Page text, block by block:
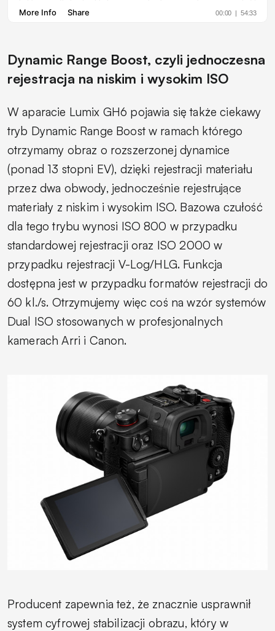
Dynamic Range Boost, czyli jednoczesna
rejestracja na niskim i wysokim ISO
W aparacie Lumix GH6 pojawia się także ciekawy
tryb Dynamic Range Boost w ramach którego
otrzymamy obraz o rozszerzonej dynamice
(ponad 13 stopni EV), dzięki rejestracji materiału
przez dwa obwody, jednocześnie rejestrujące
materiały z niskim i wysokim ISO. Bazowa czułość
dla tego trybu wynosi ISO 800 w przypadku
standardowej rejestracji oraz ISO 2000 w
przypadku rejestracji V-Log/HLG. Funkcja
dostępna jest w przypadku formatów rejestracji do
60 kl./s. Otrzymujemy więc coś na wzór systemów
Dual ISO stosowanych w profesjonalnych
kamerach Arri i Canon.
Producent zapewnia też, że znacznie usprawnił
system cyfrowej stabilizacji obrazu, który w